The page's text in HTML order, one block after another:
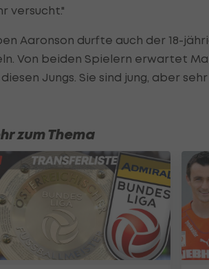
versucht."
Aaronson durfte auch der 18-
Von beiden Spielern erwartet
Jungs. Sie sind jung, aber
zum Thema